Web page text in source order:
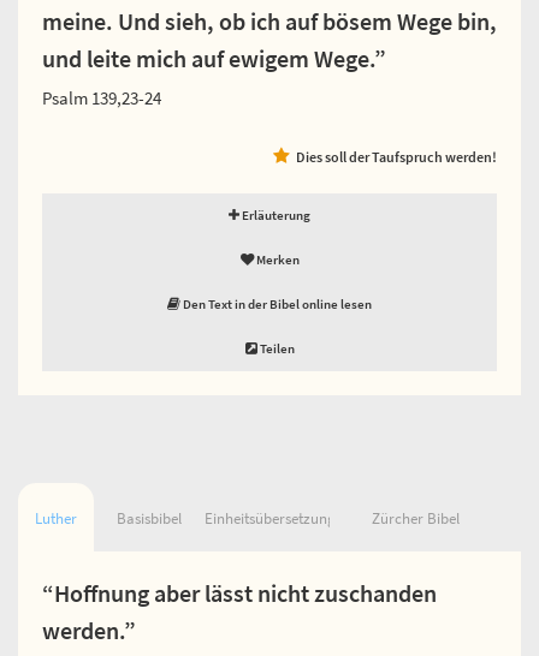
meine. Und sieh, ob ich auf bösem Wege bin,
und leite mich auf ewigem Wege.”
Psalm 139,23-24
Dies soll der Taufspruch werden!
Erläuterung
Merken
Den Text in der Bibel online lesen
Teilen
Luther Basisbibel Einheitsübersetzung Zürcher Bibel
“Hoffnung aber lässt nicht zuschanden
werden.”